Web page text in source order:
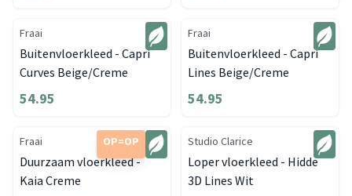
Fraai
Buitenvloerkleed - Capri
Curves Beige/Creme
54.95
Fraai
Buitenvloerkleed - Capri
Lines Beige/Creme
54.95
OP=OP
Fraai
Duurzaam vloerkleed -
Kaia Creme
Studio Clarice
Loper vloerkleed - Hidde
3D Lines Wit